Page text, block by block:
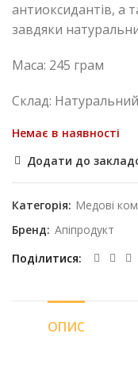
антиоксидантів, а
завдяки
Маса: 245 грам
Склад:
Немає в наявності
Додати до
Категорія: Медові
Бренд: Апіпродукт
Поділитися
ОПИС